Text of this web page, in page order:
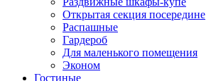
Открытая секция посередине
Распашные
Гардероб
Для маленького помещения
Эконом
Гостиные